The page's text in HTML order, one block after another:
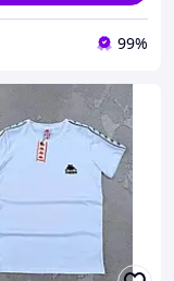
99%